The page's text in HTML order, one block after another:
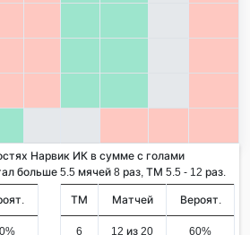
Нарвик ИК в сумме с голами
больше 5.5 мячей 8 раз, ТМ 5.5 - 12 раз.
ТМ Матчей Вероят.
6 12 из 20 60%